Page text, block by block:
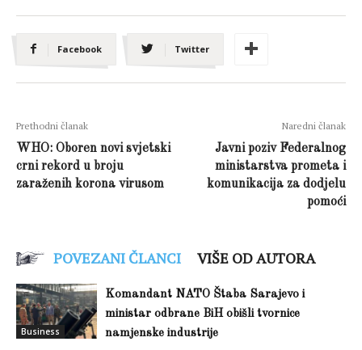
Facebook Twitter
Prethodni članak
WHO: Oboren novi svjetski
crni rekord u broju
zaraženih korona virusom
Naredni članak
Javni poziv Federalnog
ministarstva prometa i
komunikacija za dodjelu
pomoći
POVEZANI ČLANCI VIŠE OD AUTORA
Business
Komandant NATO Štaba Sarajevo i
ministar odbrane BiH obišli tvornice
namjenske industrije